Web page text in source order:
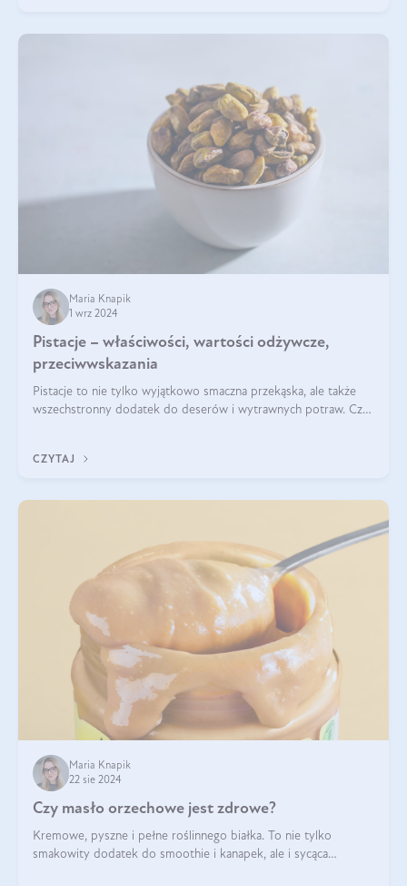
Maria Knapik
1 wrz 2024
Pistacje – właściwości, wartości odżywcze,
przeciwwskazania
Pistacje to nie tylko wyjątkowo smaczna przekąska, ale także
wszechstronny dodatek do deserów i wytrawnych potraw. Czy
CZYTAJ
Maria Knapik
22 sie 2024
Czy masło orzechowe jest zdrowe?
Kremowe, pyszne i pełne roślinnego białka. To nie tylko
smakowity dodatek do smoothie i kanapek, ale i sycąca